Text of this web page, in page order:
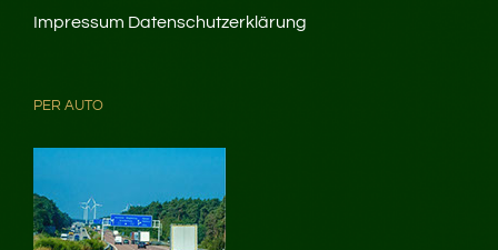
Impressum Datenschutzerklärung
PER AUTO